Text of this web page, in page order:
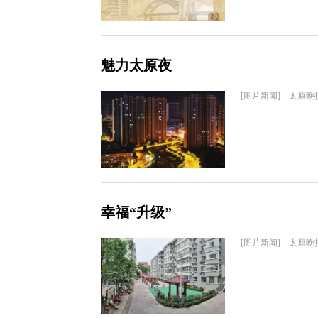
魅力太原夜
[图片新闻] 太原晚
幸福“升级”
[图片新闻] 太原晚